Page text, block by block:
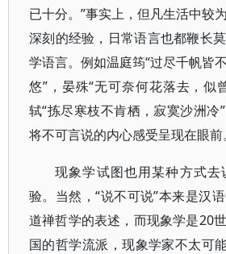
已十分。”事实上，但凡生活中较
深刻的经验，日常语言也都鞭长
学语言。例如温庭筠“过尽千帆皆
悠”，晏殊“无可奈何花落去，似
轼“拣尽寒枝不肯栖，寂寞沙洲冷
将不可言说的内心感受呈现在眼前。
现象学试图也用某种方式
验。当然，“说不可说”本来是汉
道禅哲学的表述，而现象学是20
国的哲学流派，现象学家不太可